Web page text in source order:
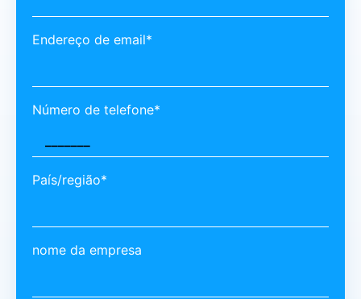
Endereço de email*
Número de telefone*
País/região*
nome da empresa